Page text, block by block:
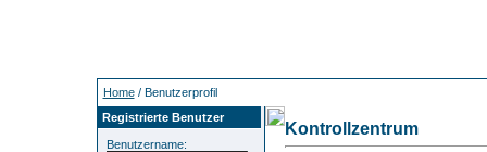
Home/ Benutzerprofil
Registrierte Benutzer
Benutzername:
Kontrollzentrum